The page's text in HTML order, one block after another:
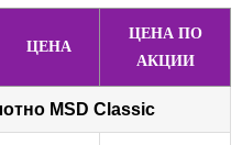
ЦЕНА
ЦЕНА ПО
АКЦИИ
MSD Classic